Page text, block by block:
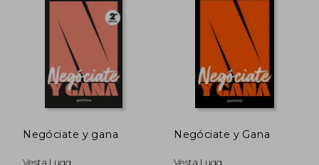
Negóciate y gana
Vesta Lugg
Negóciate y Gana
Vesta Lugg